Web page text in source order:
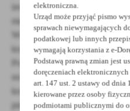
inwestorzy i projektanci oraz
mająca swój interes w zakresie
Wnioskodawcę zadań, dla
kompetencji właściwa jest
Powiatu Grodziskiego.
nowych elektronicznych usług
korzystających z Internetu w
publiczną przyjmie w 2023
elektroniczna.
Urząd może przyjąć pismo
sprawach niewymagających
podatkowej lub innych
wymagają korzystania z e-
Podstawą prawną zmian jest
doręczeniach
art. 147 ust. 2 ustawy od dnia
kierowane przez osoby
podmiotami publicznymi do